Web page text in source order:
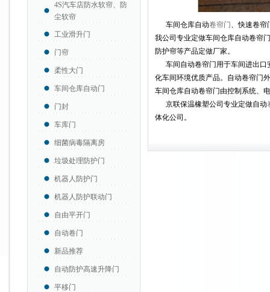
4S汽车店防水软帘、防
尘软帘
工业滑升门
门帘
柔性大门
车间仓库自动门
门封
车库门
细菌病毒隔离房
垃圾处理防护门
机器人防护门
机器人防护联动门
自由平开门
自动卷门
新品推荐
自动防护高速升降门
平移门
车间仓库自动卷帘门 、快速卷帘
我公司专业定做车间仓库自动卷帘
防护帘等产品定做厂家。
车间自动卷帘门用于车间进出口
化车间环境优质产品。自动卷帘门
车间仓库自动卷帘门由控制系统、
京联保温橡塑公司专业定做自动
体化公司。